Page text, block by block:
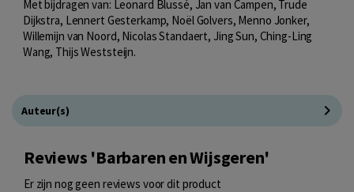
Met bijdragen van: Leonard Blussé, Jan van Campen, Trude
Dijkstra, Lennert Gesterkamp, Noël Golvers, Menno Jonker,
Willemijn van Noord, Nicolas Standaert, Jing Sun, Ching-Ling
Wang, Thijs Weststeijn.
Auteur(s)
Reviews 'Barbaren en Wijsgeren'
Er zijn nog geen reviews voor dit product